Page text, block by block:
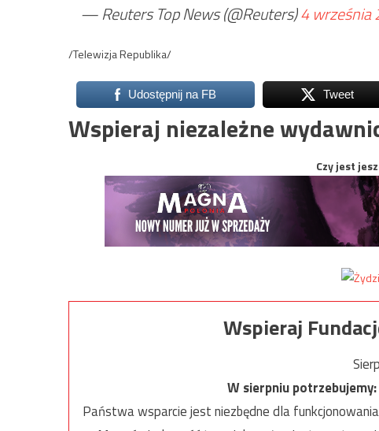
— Reuters Top News (@Reuters)4 września
/Telewizja Republika/
Udostępnij na FB Tweet
Wspieraj niezależne
Czy jest
Wspieraj
W sierpniu potrzebujemy:
Państwa wsparcie jest niezbędne dla